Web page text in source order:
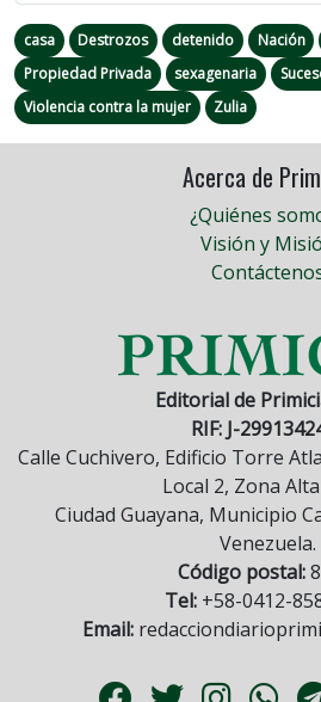
casa Destrozos detenido Nación
Propiedad Privada
sexagenaria
Violencia contra la mujer
Zulia
Acerca de
¿Quiénes
Visión y
Editorial de
RIF: J-
Calle Cuchivero, Edificio Torre
Local 2, Zona
Ciudad Guayana, Municipio
Venezuela.
Código postal:
Tel:+58-0412-
Email: